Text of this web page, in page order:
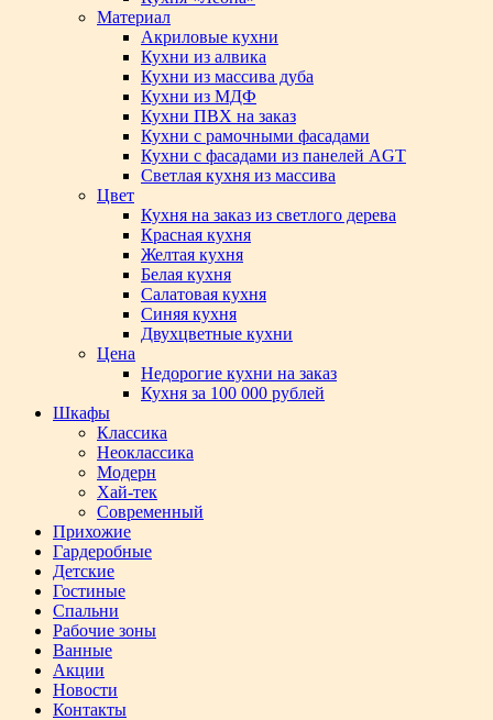
Материал
Акриловые кухни
Кухни из алвика
Кухни из массива дуба
Кухни из МДФ
Кухни ПВХ на заказ
Кухни с рамочными фасадами
Кухни с фасадами из панелей AGT
Светлая кухня из массива
Цвет
Кухня на заказ из светлого дерева
Красная кухня
Желтая кухня
Белая кухня
Салатовая кухня
Синяя кухня
Двухцветные кухни
Цена
Недорогие кухни на заказ
Кухня за 100 000 рублей
Шкафы
Классика
Неоклассика
Модерн
Хай-тек
Современный
Прихожие
Гардеробные
Детские
Гостиные
Спальни
Рабочие зоны
Ванные
Акции
Новости
Контакты